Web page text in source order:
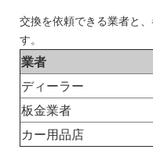
交換を依頼できる業者と
す。
業者
ディーラー
板金業者
カー用品店